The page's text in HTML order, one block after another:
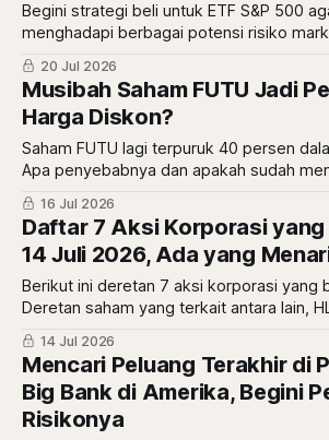
Begini strategi beli untuk ETF S&P 500
menghadapi berbagai potensi risiko
mencatatkan peluang yang menarik.
20 Jul 2026
Musibah Saham FUTU Jadi
Harga Diskon?
Saham FUTU lagi terpuruk 40 persen
Apa penyebabnya dan apakah sudah
16 Jul 2026
Daftar 7 Aksi Korporasi
14 Juli 2026, Ada yang
Berikut ini deretan 7 aksi korporasi yang
Deretan saham yang terkait antara lain,
dan OLN.
14 Jul 2026
Mencari Peluang Terakhir di
Big Bank di Amerika, Begini
Risikonya